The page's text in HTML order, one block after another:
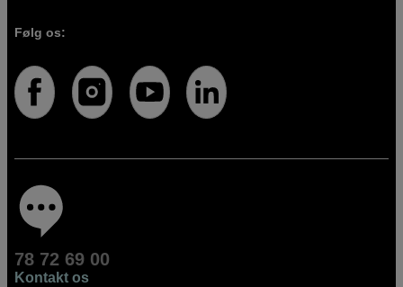
Følg os:
78 72 69 00
Kontakt os